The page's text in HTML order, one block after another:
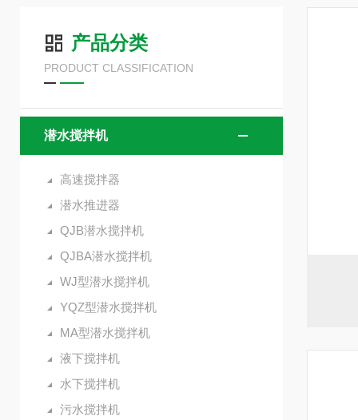
产品分类
PRODUCT CLASSIFICATION
潜水搅拌机
高速搅拌器
潜水推进器
QJB潜水搅拌机
QJBA潜水搅拌机
WJ型潜水搅拌机
YQZ型潜水搅拌机
MA型潜水搅拌机
液下搅拌机
水下搅拌机
污水搅拌机